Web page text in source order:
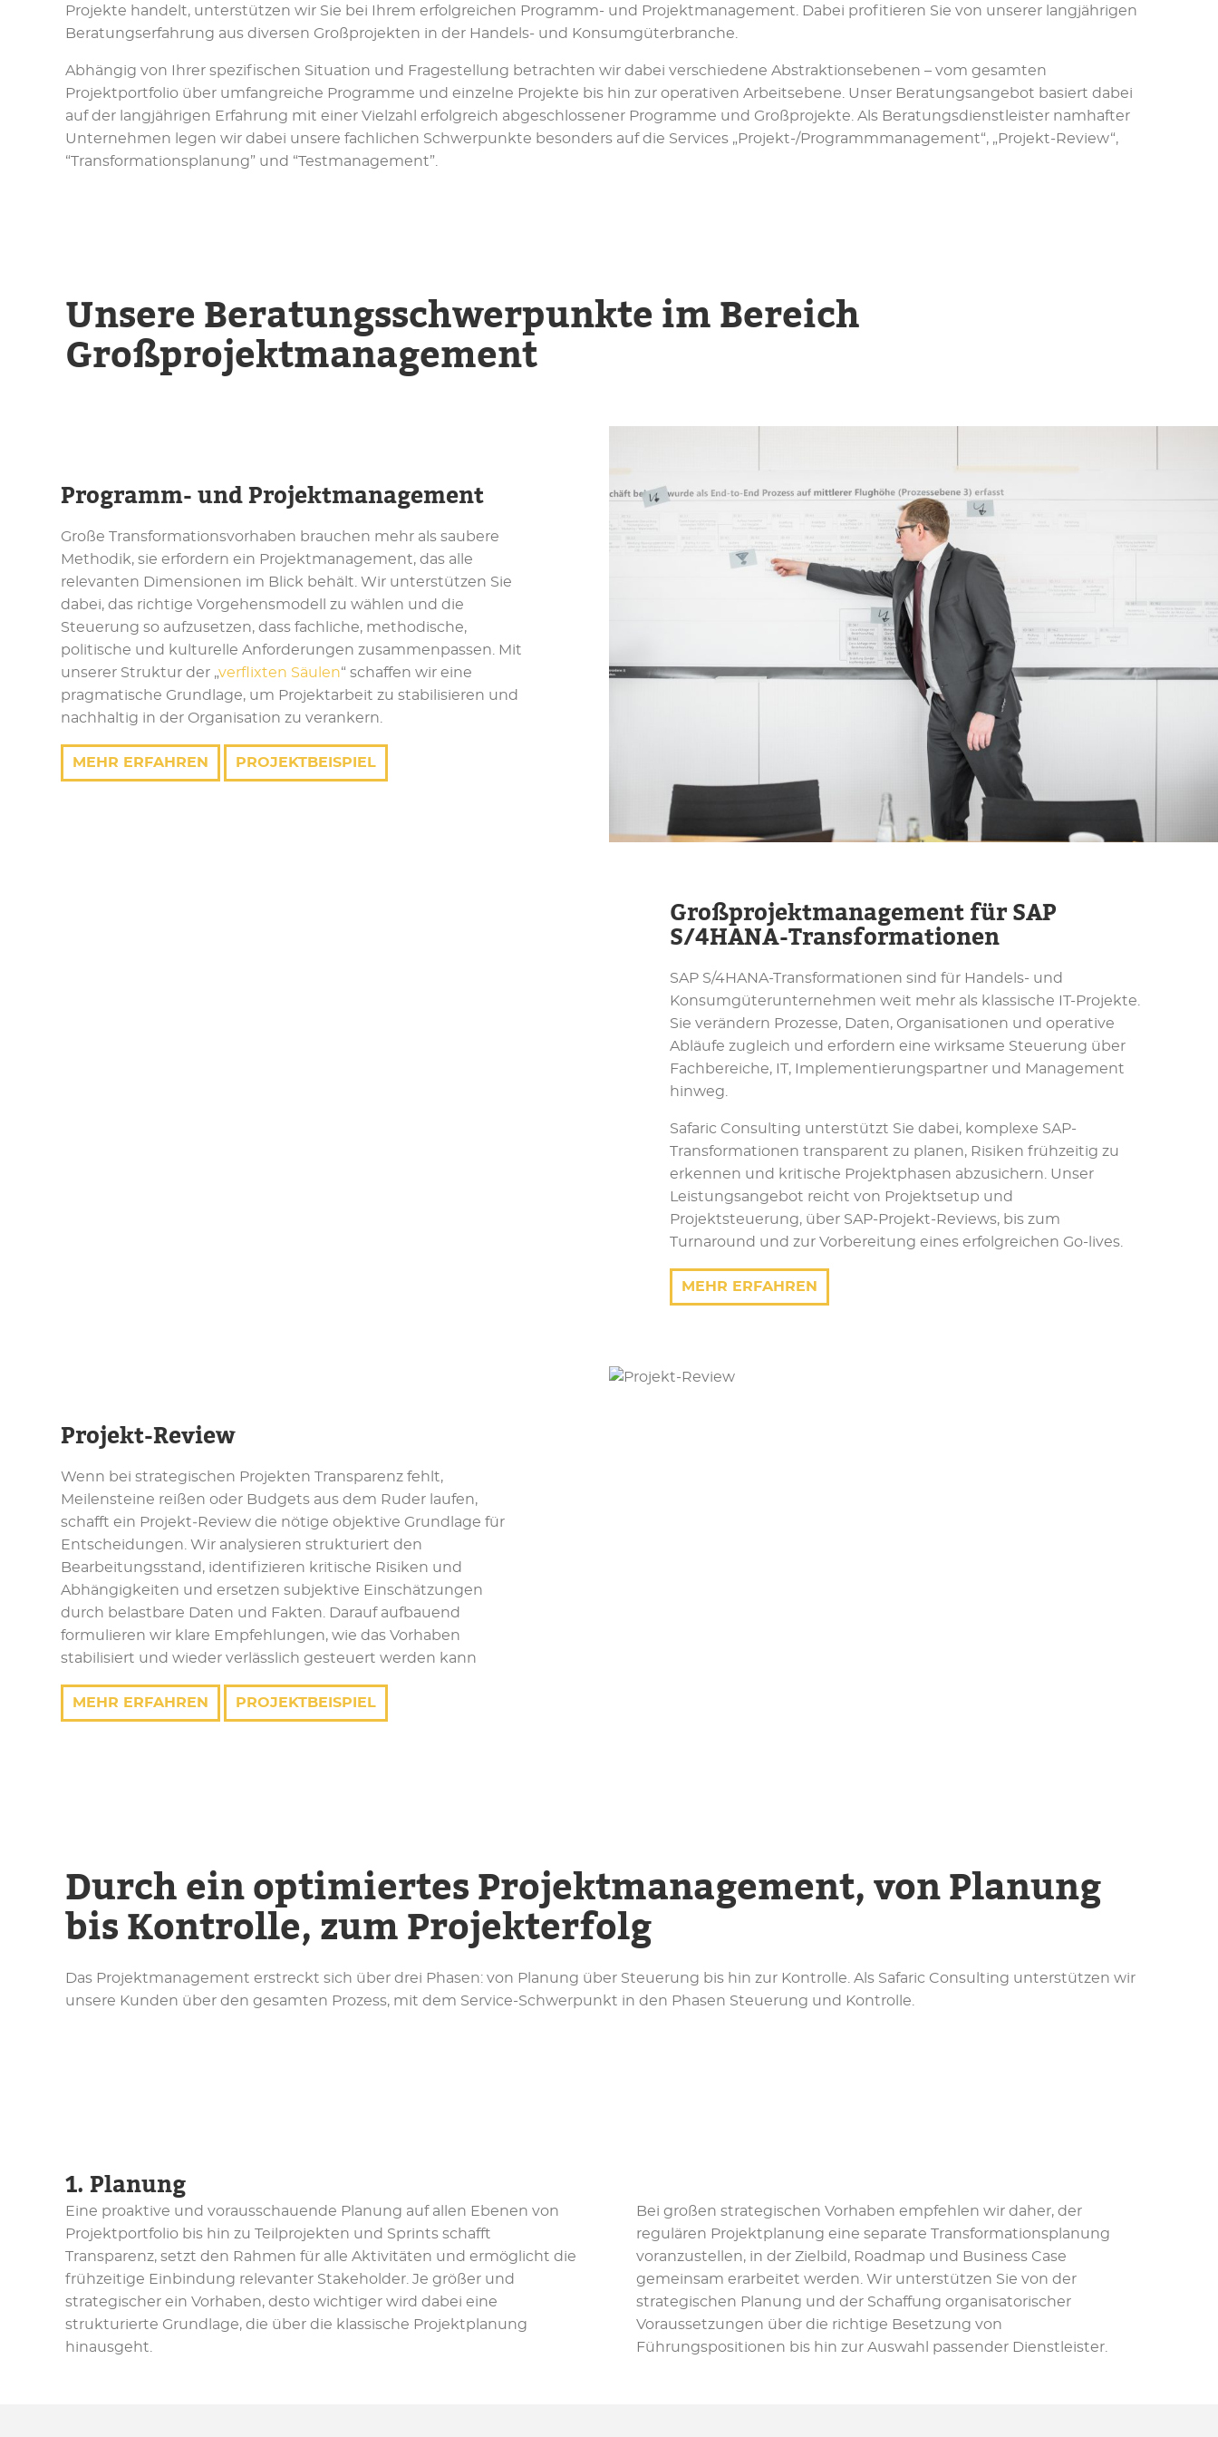
Projekte handelt, unterstützen wir Sie bei Ihrem erfolgreichen Programm- und Projektmanagement. Dabei profitieren Sie von unserer langjährigen
Beratungserfahrung aus diversen Großprojekten in der Handels- und Konsumgüterbranche.
Abhängig von Ihrer spezifischen Situation und Fragestellung betrachten wir dabei verschiedene Abstraktionsebenen – vom gesamten
Projektportfolio über umfangreiche Programme und einzelne Projekte bis hin zur operativen Arbeitsebene. Unser Beratungsangebot basiert dabei
auf der langjährigen Erfahrung mit einer Vielzahl erfolgreich abgeschlossener Programme und Großprojekte. Als Beratungsdienstleister namhafter
Unternehmen legen wir dabei unsere fachlichen Schwerpunkte besonders auf die Services „Projekt-/Programmmanagement“, „Projekt-Review“,
“Transformationsplanung” und “Testmanagement”.
Unsere Beratungsschwerpunkte im Bereich
Großprojektmanagement
Programm- und Projektmanagement
Große Transformationsvorhaben brauchen mehr als saubere
Methodik, sie erfordern ein Projektmanagement, das alle
relevanten Dimensionen im Blick behält. Wir unterstützen Sie
dabei, das richtige Vorgehensmodell zu wählen und die
Steuerung so aufzusetzen, dass fachliche, methodische,
politische und kulturelle Anforderungen zusammenpassen. Mit
unserer Struktur der „verflixten Säulen“ schaffen wir eine
pragmatische Grundlage, um Projektarbeit zu stabilisieren und
nachhaltig in der Organisation zu verankern.
MEHR ERFAHREN PROJEKTBEISPIEL
Großprojektmanagement für SAP
S/4HANA-Transformationen
SAP S/4HANA-Transformationen sind für Handels- und
Konsumgüterunternehmen weit mehr als klassische IT-Projekte.
Sie verändern Prozesse, Daten, Organisationen und operative
Abläufe zugleich und erfordern eine wirksame Steuerung über
Fachbereiche, IT, Implementierungspartner und Management
hinweg.
Safaric Consulting unterstützt Sie dabei, komplexe SAP-
Transformationen transparent zu planen, Risiken frühzeitig zu
erkennen und kritische Projektphasen abzusichern. Unser
Leistungsangebot reicht von Projektsetup und
Projektsteuerung, über SAP-Projekt-Reviews, bis zum
Turnaround und zur Vorbereitung eines erfolgreichen Go-lives.
MEHR ERFAHREN
Projekt-Review
Wenn bei strategischen Projekten Transparenz fehlt,
Meilensteine reißen oder Budgets aus dem Ruder laufen,
schafft ein Projekt‑Review die nötige objektive Grundlage für
Entscheidungen. Wir analysieren strukturiert den
Bearbeitungsstand, identifizieren kritische Risiken und
Abhängigkeiten und ersetzen subjektive Einschätzungen
durch belastbare Daten und Fakten. Darauf aufbauend
formulieren wir klare Empfehlungen, wie das Vorhaben
stabilisiert und wieder verlässlich gesteuert werden kann
MEHR ERFAHREN PROJEKTBEISPIEL
Durch ein optimiertes Projektmanagement, von Planung
bis Kontrolle, zum Projekterfolg
Das Projektmanagement erstreckt sich über drei Phasen: von Planung über Steuerung bis hin zur Kontrolle. Als Safaric Consulting unterstützen wir
unsere Kunden über den gesamten Prozess, mit dem Service-Schwerpunkt in den Phasen Steuerung und Kontrolle.
1. Planung
Eine proaktive und vorausschauende Planung auf allen Ebenen von
Projektportfolio bis hin zu Teilprojekten und Sprints schafft
Transparenz, setzt den Rahmen für alle Aktivitäten und ermöglicht die
frühzeitige Einbindung relevanter Stakeholder. Je größer und
strategischer ein Vorhaben, desto wichtiger wird dabei eine
strukturierte Grundlage, die über die klassische Projektplanung
hinausgeht.
Bei großen strategischen Vorhaben empfehlen wir daher, der
regulären Projektplanung eine separate Transformationsplanung
voranzustellen, in der Zielbild, Roadmap und Business Case
gemeinsam erarbeitet werden. Wir unterstützen Sie von der
strategischen Planung und der Schaffung organisatorischer
Voraussetzungen über die richtige Besetzung von
Führungspositionen bis hin zur Auswahl passender Dienstleister.